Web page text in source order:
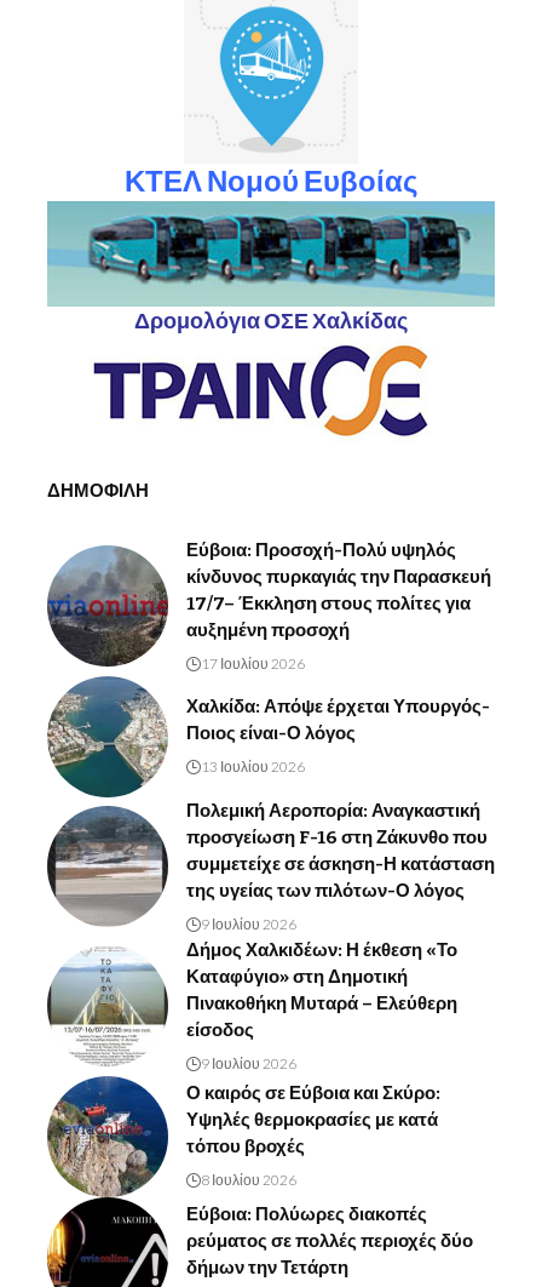
ΚΤΕΛ Νομού Ευβοίας
Δρομολόγια ΟΣΕ Χαλκίδας
ΔΗΜΟΦΙΛΗ
Εύβοια: Προσοχή-Πολύ υψηλός
κίνδυνος πυρκαγιάς την Παρασκευή
17/7– Έκκληση στους πολίτες για
αυξημένη προσοχή
17 Ιουλίου 2026
Χαλκίδα: Απόψε έρχεται Υπουργός-
Ποιος είναι-Ο λόγος
13 Ιουλίου 2026
Πολεμική Αεροπορία: Αναγκαστική
προσγείωση F-16 στη Ζάκυνθο που
συμμετείχε σε άσκηση-Η κατάσταση
της υγείας των πιλότων-Ο λόγος
9 Ιουλίου 2026
Δήμος Χαλκιδέων: Η έκθεση «Το
Καταφύγιο» στη Δημοτική
Πινακοθήκη Μυταρά – Ελεύθερη
είσοδος
9 Ιουλίου 2026
Ο καιρός σε Εύβοια και Σκύρο:
Υψηλές θερμοκρασίες με κατά
τόπου βροχές
8 Ιουλίου 2026
Εύβοια: Πολύωρες διακοπές
ρεύματος σε πολλές περιοχές δύο
δήμων την Τετάρτη